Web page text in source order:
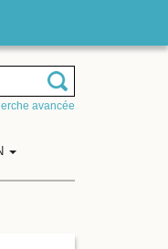
avancée